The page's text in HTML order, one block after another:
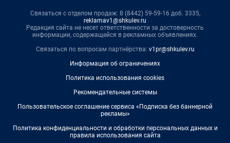
Связаться с отделом продаж: 8 (8442) 59-59-16 доб. 3335,
reklamav1@shkulev.ru
Редакция сайта не несет ответственности за достоверность
информации, содержащейся в рекламных объявлениях.
Связаться по вопросам партнёрства: v1pr@shkulev.ru
Информация об ограничениях
Политика использования cookies
Рекомендательные системы
Пользовательское соглашение сервиса «Подписка без баннерной
рекламы»
Политика конфиденциальности и обработки персональных данных и
правила использования сайта